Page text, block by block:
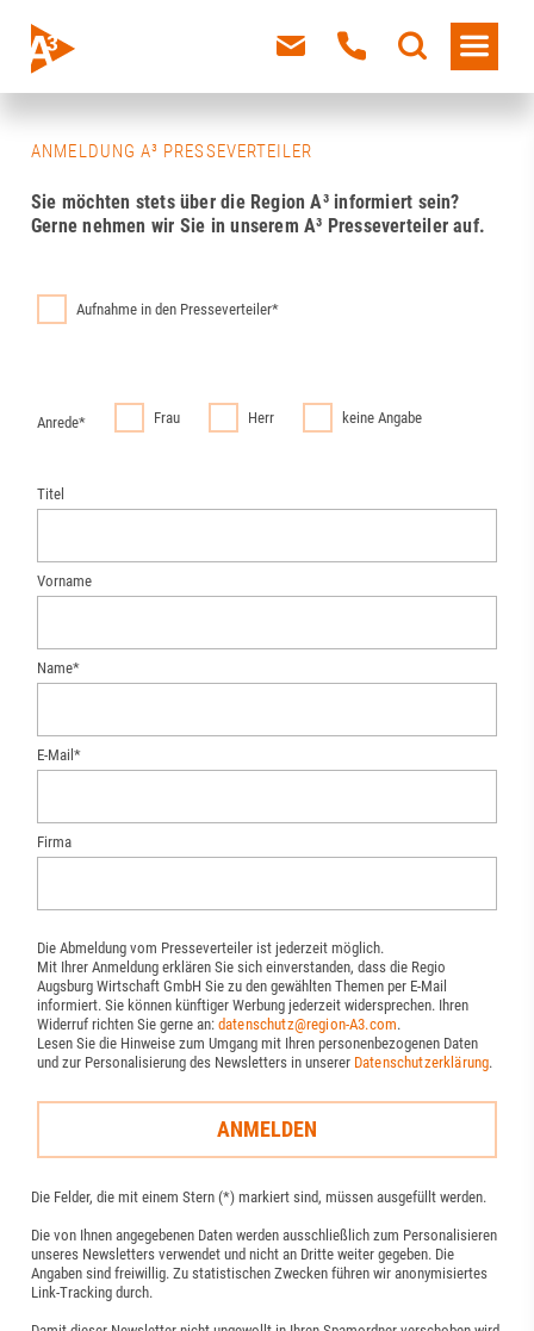
ANMELDUNG A³ PRESSEVERTEILER